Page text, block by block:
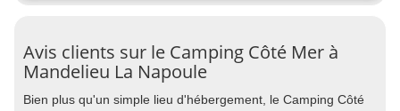
Avis clients sur le Camping Côté Mer à
Mandelieu La Napoule
Bien plus qu'un simple lieu d'hébergement, le Camping Côté